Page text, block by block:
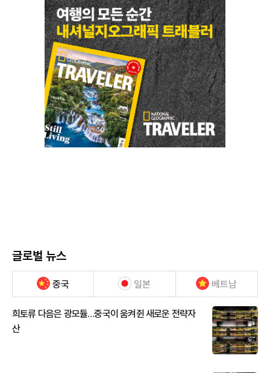
글로벌 뉴스
중국 일본 베트남
희토류 다음은 광모듈…중국이 움켜쥔 새로운 전략자
산